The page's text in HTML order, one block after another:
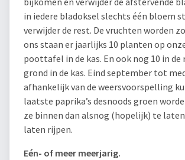
in iedere bladoksel slechts één bloem
verwijder de rest. De vruchten worden
ons staan er jaarlijks 10 planten op
poottafel in de kas. En ook nog 10 in de
grond in de kas. Eind september tot
afhankelijk van de weersvoorspelling
laatste paprika’s desnoods groen
ze binnen dan alsnog (hopelijk) te
laten rijpen.
Eén- of meer meerjarig.